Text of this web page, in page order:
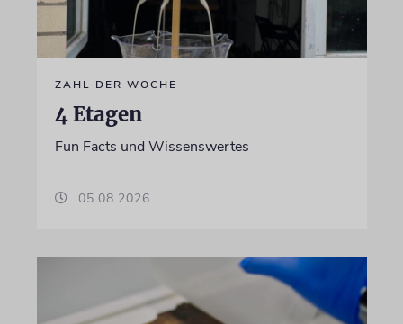
ZAHL DER WOCHE
4 Etagen
Fun Facts und Wissenswertes
05.08.2026